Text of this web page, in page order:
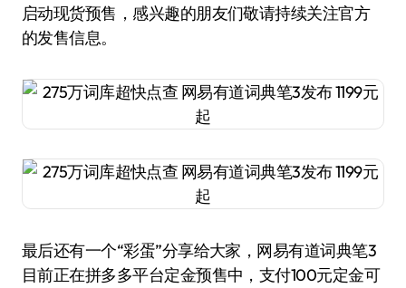
启动现货预售，感兴趣的朋友们敬请持续关注官方
的发售信息。
最后还有一个“彩蛋”分享给大家，网易有道词典笔3
目前正在拼多多平台定金预售中，支付100元定金可